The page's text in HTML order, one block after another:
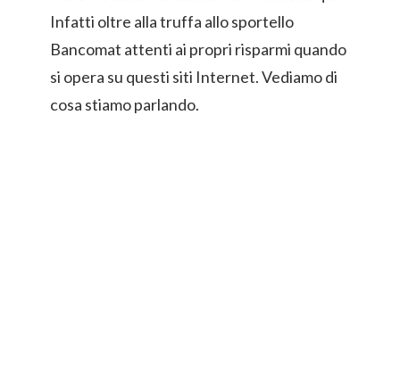
Infatti oltre alla truffa allo sportello
Bancomat attenti ai propri risparmi quando
si opera su questi siti Internet. Vediamo di
cosa stiamo parlando.